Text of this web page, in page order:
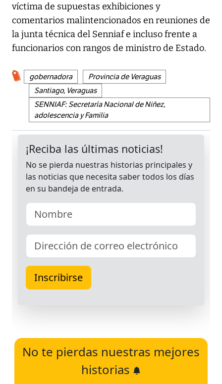
víctima de supuestas exhibiciones y
comentarios malintencionados en reuniones de
la junta técnica del Senniaf e incluso frente a
funcionarios con rangos de ministro de Estado.
gobernadora
Provincia de Veraguas
Santiago, Veraguas
SENNIAF: Secretaría Nacional de Niñez,
adolescencia y Familia
No te pierdas nuestras mejores
historias